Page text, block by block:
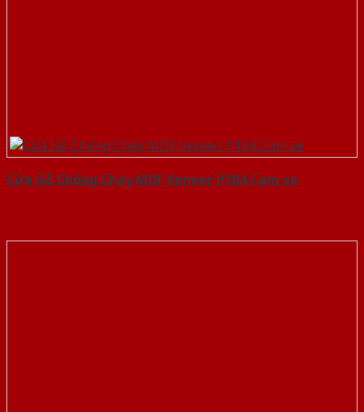
Cửa Gỗ Chống Cháy MDF Veneer P1R4 Cam xe